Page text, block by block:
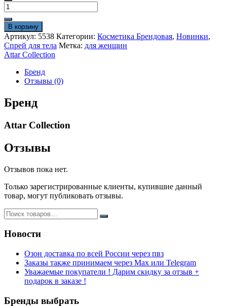
Количество
товара
Парфюмированный
спрей
для
тела
с
шиммером
Attar
Collection
"Hayati"
210ml
В корзину
Артикул: 5538 Категории: Косметика Брендовая, Новинки,
Спрей для тела Метка: для женщин
Attar Collection
Бренд
Отзывы (0)
Бренд
Attar Collection
Отзывы
Отзывов пока нет.
Только зарегистрированные клиенты, купившие данный
товар, могут публиковать отзывы.
Новости
Озон доставка по всей России через пвз
Заказы также принимаем через Max или Telegram
Уважаемые покупатели ! Дарим скидку за отзыв +
подарок в заказе !
Бренды выбрать